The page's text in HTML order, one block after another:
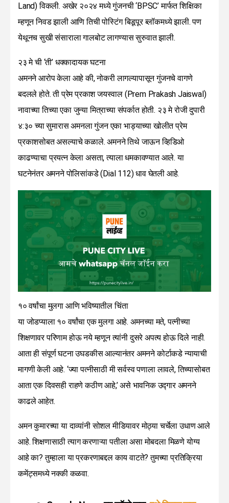
Land) विकली. अखेर २०२४ मध्ये गुंजनची ‘BPSC’ मार्फत शिक्षिका
म्हणून निवड झाली आणि तिची पोस्टिंग बिडूपूर ब्लॉकमध्ये झाली. पण
येथूनच सुखी संसाराला गालबोट लागण्यास सुरुवात झाली.
२३ मे ची ‘ती’ धक्कादायक घटना
अमनने आरोप केला आहे की, नोकरी लागल्यापासून गुंजनचे वागणे
बदलले होते. ती प्रेम प्रकाश जयस्वाल (Prem Prakash Jaiswal)
नावाच्या तिच्या एका जुन्या मित्राच्या संपर्कात होती. २३ मे रोजी दुपारी
४:३० च्या सुमारास अमनला गुंजन एका भाड्याच्या खोलीत प्रेम
प्रकाशसोबत असल्याचे कळाले. अमनने तिथे जाऊन व्हिडिओ
काढण्याचा प्रयत्न केला असता, त्याला धमकावण्यात आले. या
घटनेनंतर अमनने पोलिसांकडे (Dial 112) धाव घेतली आहे.
१० वर्षांचा मुलगा आणि भविष्यातील चिंता
या जोडप्याला १० वर्षांचा एक मुलगा आहे. अमनच्या मते, पत्नीच्या
शिक्षणावर परिणाम होऊ नये म्हणून त्यांनी दुसरे अपत्य होऊ दिले नाही.
आता ही संपूर्ण घटना उघडकीस आल्यानंतर अमनने कोर्टाकडे न्यायाची
मागणी केली आहे. ‘ज्या पत्नीसाठी मी सर्वस्व पणाला लावले, तिच्यासोबत
आता एक दिवसही राहणे कठीण आहे,’ असे भावनिक उद्गार अमनने
काढले आहेत.
अमन कुमारच्या या दाव्यांनी सोशल मीडियावर मोठ्या चर्चेला उधाण आले
आहे. शिक्षणासाठी त्याग करणाऱ्या पतीला असा मोबदला मिळणे योग्य
आहे का? तुम्हाला या प्रकरणाबद्दल काय वाटते? तुमच्या प्रतिक्रिया
कमेंट्समध्ये नक्की कळवा.